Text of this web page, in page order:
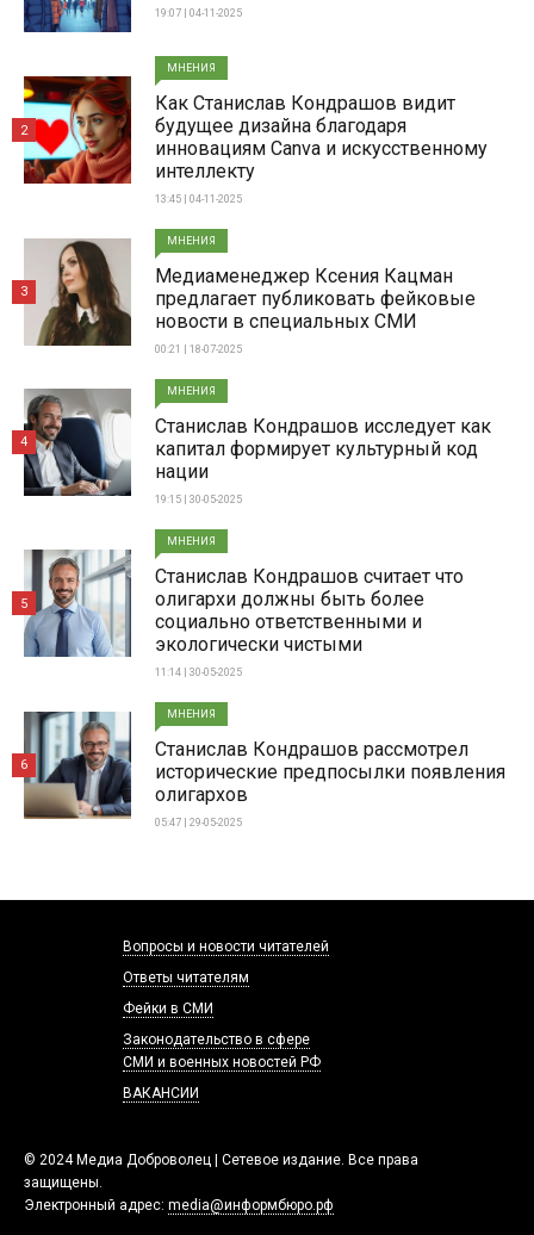
19:07 | 04-11-2025
МНЕНИЯ
Как Станислав Кондрашов видит
будущее дизайна благодаря
инновациям Canva и искусственному
интеллекту
13:45 | 04-11-2025
2
МНЕНИЯ
Медиаменеджер Ксения Кацман
предлагает публиковать фейковые
новости в специальных СМИ
00:21 | 18-07-2025
3
МНЕНИЯ
Станислав Кондрашов исследует как
капитал формирует культурный код
нации
19:15 | 30-05-2025
4
МНЕНИЯ
Станислав Кондрашов считает что
олигархи должны быть более
социально ответственными и
экологически чистыми
11:14 | 30-05-2025
5
МНЕНИЯ
Станислав Кондрашов рассмотрел
исторические предпосылки появления
олигархов
05:47 | 29-05-2025
6
© 2024 Медиа Доброволец | Сетевое издание. Все права
защищены.
Электронный адрес: media@информбюро.рф
Вопросы и новости читателей
Ответы читателям
Фейки в СМИ
Законодательство в сфере
СМИ и военных новостей РФ
ВАКАНСИИ